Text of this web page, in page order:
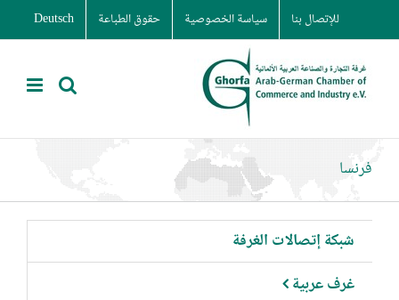
to
content
للإتصال بنا سياسة الخصوصية حقوق الطباعة Deutsch
فرنسا
شبكة إتصالات الغرفة
غرف عربية